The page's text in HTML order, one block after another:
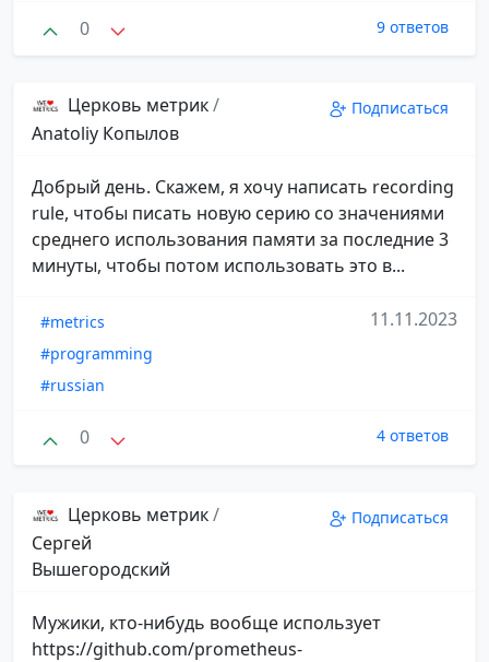
0 9 ответов
Церковь метрик/
Anatoliy Копылов
Подписаться
Добрый день. Скажем, я хочу написать recording
rule, чтобы писать новую серию со значениями
среднего использования памяти за последние 3
минуты, чтобы потом использовать это в...
#metrics
#programming
#russian
11.11.2023
0 4 ответов
Церковь метрик/
Сергей
Вышегородский
Подписаться
Мужики, кто-нибудь вообще использует
https://github.com/prometheus-